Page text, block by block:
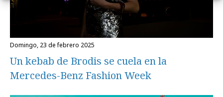
domingo, 23 de febrero 2025
Un kebab de Brodis se cuela en la
Mercedes-Benz Fashion Week